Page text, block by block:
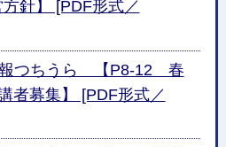
針】 [PDF形式／
つちうら 【P8-12 春
者募集】 [PDF形式／